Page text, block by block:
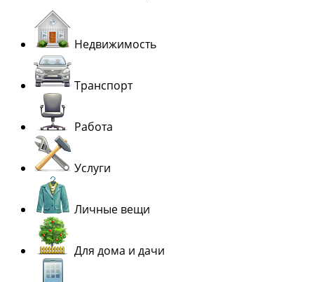
Недвижимость
Транспорт
Работа
Услуги
Личные вещи
Для дома и дачи